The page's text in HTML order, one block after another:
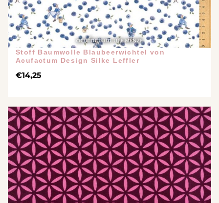
Stoff Baumwolle Blaubeerwichtel von
Acufactum Design Silke Leffler
€14,25